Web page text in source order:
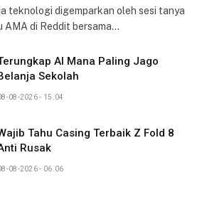
teknologi digemparkan oleh sesi tanya
AMA di Reddit bersama…
AI Mana Paling Jago
Sekolah
08-2026 - 15.04
Tahu Casing Terbaik Z Fold 8
Rusak
08-2026 - 06.06